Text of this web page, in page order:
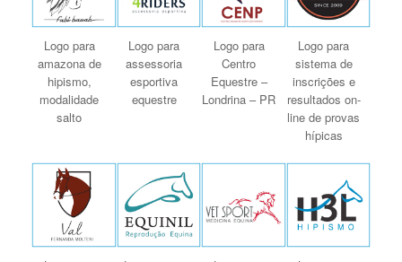
Logo para
amazona de
hipismo,
modalidade
salto
Logo para
assessoria
esportiva
equestre
Logo para
Centro
Equestre –
Londrina – PR
Logo para
sistema de
inscrições e
resultados on-
line de provas
hípicas